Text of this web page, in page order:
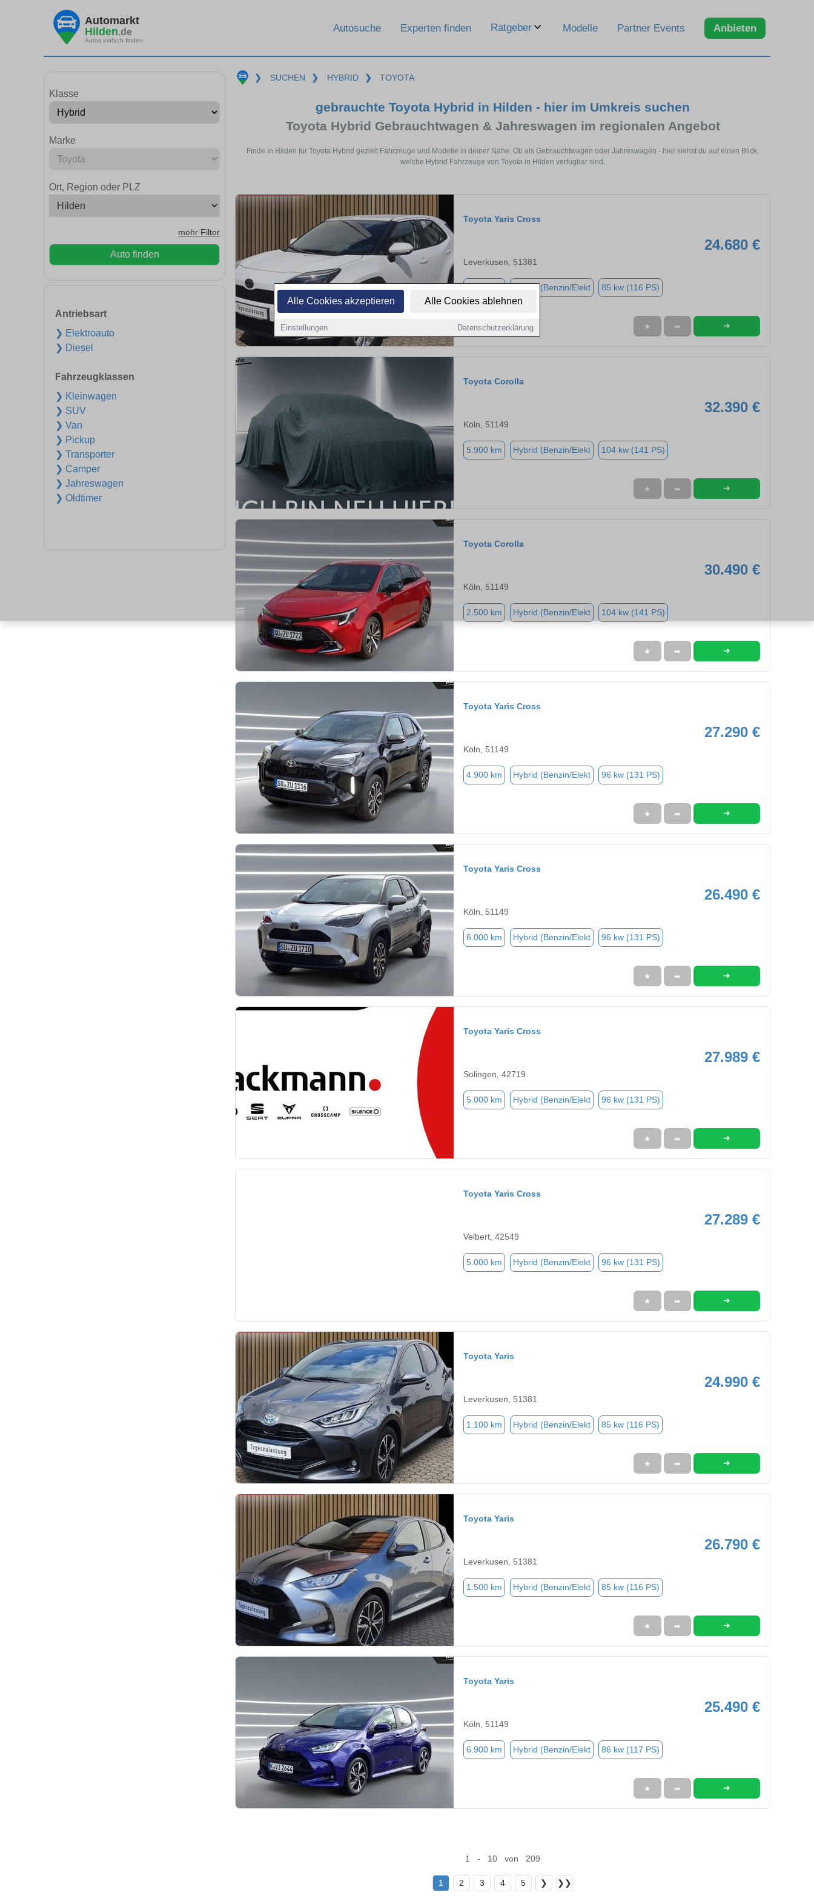
Alle Cookies akzeptieren Alle Cookies ablehnen
Einstellungen Datenschutzerklärung
Automarkt
Hilden.de
Autos einfach finden
Autosuche Experten finden Ratgeber Modelle Partner Events Anbieten
Klasse
Marke
Ort, Region oder PLZ
mehr Filter
Auto finden
Antriebsart
❯ Elektroauto
❯ Diesel
Fahrzeugklassen
❯ Kleinwagen
❯ SUV
❯ Van
❯ Pickup
❯ Transporter
❯ Camper
❯ Jahreswagen
❯ Oldtimer
❯ SUCHEN ❯ HYBRID ❯ TOYOTA
gebrauchte Toyota Hybrid in Hilden - hier im Umkreis suchen
Toyota Hybrid Gebrauchtwagen & Jahreswagen im regionalen Angebot
Finde in Hilden für Toyota Hybrid gezielt Fahrzeuge und Modelle in deiner Nähe. Ob als Gebrauchtwagen oder Jahreswagen - hier siehst du auf einen Blick,
welche Hybrid Fahrzeuge von Toyota in Hilden verfügbar sind.
Toyota Yaris Cross
24.680 €
Leverkusen, 51381
Hybrid (Benzin/Elekt 85 kw (116 PS)
★ ➦ ➜
Toyota Corolla
32.390 €
Köln, 51149
5.900 km Hybrid (Benzin/Elekt 104 kw (141 PS)
★ ➦ ➜
Toyota Corolla
30.490 €
Köln, 51149
2.500 km Hybrid (Benzin/Elekt 104 kw (141 PS)
★ ➦ ➜
Toyota Yaris Cross
27.290 €
Köln, 51149
4.900 km Hybrid (Benzin/Elekt 96 kw (131 PS)
★ ➦ ➜
Toyota Yaris Cross
26.490 €
Köln, 51149
6.000 km Hybrid (Benzin/Elekt 96 kw (131 PS)
★ ➦ ➜
Toyota Yaris Cross
27.989 €
Solingen, 42719
5.000 km Hybrid (Benzin/Elekt 96 kw (131 PS)
★ ➦ ➜
Toyota Yaris Cross
27.289 €
Velbert, 42549
5.000 km Hybrid (Benzin/Elekt 96 kw (131 PS)
★ ➦ ➜
Toyota Yaris
24.990 €
Leverkusen, 51381
1.100 km Hybrid (Benzin/Elekt 85 kw (116 PS)
★ ➦ ➜
Toyota Yaris
26.790 €
Leverkusen, 51381
1.500 km Hybrid (Benzin/Elekt 85 kw (116 PS)
★ ➦ ➜
Toyota Yaris
25.490 €
Köln, 51149
6.900 km Hybrid (Benzin/Elekt 86 kw (117 PS)
★ ➦ ➜
1 - 10 von 209
1 2 3 4 5 ❯ ❯❯